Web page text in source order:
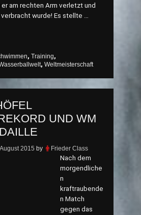
am rechten Arm verletzt und
verbracht wurde! Es stellte …
, Training,
, Weltmeisterschaft
UND WM
2015 by Frieder Class
Nach dem
morgendliche
n
kraftraubende
n Match
gegen das